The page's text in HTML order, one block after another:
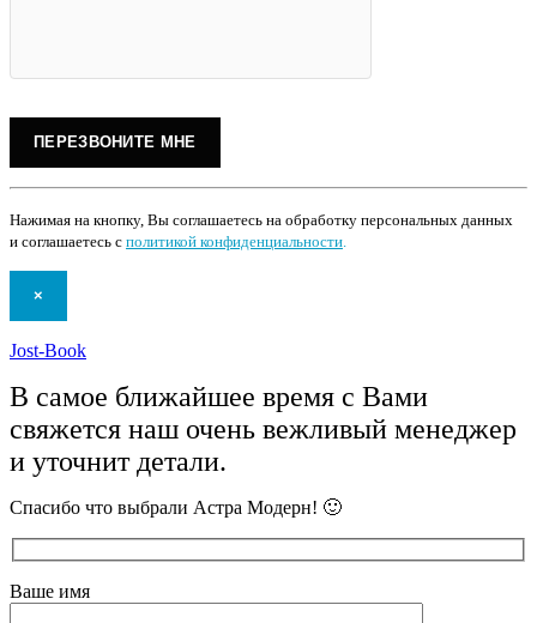
Нажимая на кнопку, Вы соглашаетесь на обработку персональных данных
и соглашаетесь с политикой конфиденциальности.
×
Jost-Book
В самое ближайшее время с Вами
свяжется наш очень вежливый менеджер
и уточнит детали.
Спасибо что выбрали Астра Модерн! 🙂
Ваше имя